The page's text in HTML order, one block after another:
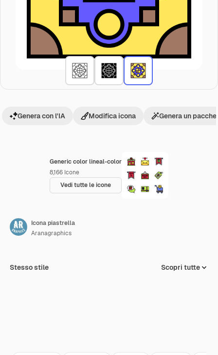
Generic color lineal-color
8,166 Icone
Vedi tutte le icone
Genera con l'IA Modifica icona Genera un
Icona piastrella
Aranagraphics
Stesso stile Scopri tutte